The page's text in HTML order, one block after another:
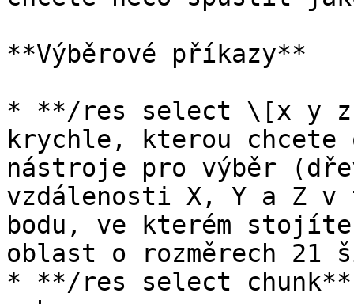
**Výběrové příkazy**
* **/res select \[x y
krychle, kterou chcete
nástroje pro výběr
vzdálenosti X, Y a Z v
bodu, ve kterém
oblast o rozměrech 21
* **/res select chunk**